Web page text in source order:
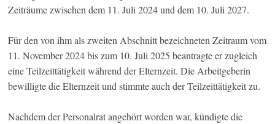
Zeiträume zwischen dem 11. Juli 2024 und dem 10. Juli 2027.
Für den von ihm als zweiten Abschnitt bezeichneten Zeitraum vom
11. November 2024 bis zum 10. Juli 2025 beantragte er zugleich
eine Teilzeittätigkeit während der Elternzeit. Die Arbeitgeberin
bewilligte die Elternzeit und stimmte auch der Teilzeittätigkeit zu.
Nachdem der Personalrat angehört worden war, kündigte die